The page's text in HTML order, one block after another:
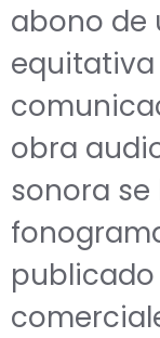
abono de
obra
sonora